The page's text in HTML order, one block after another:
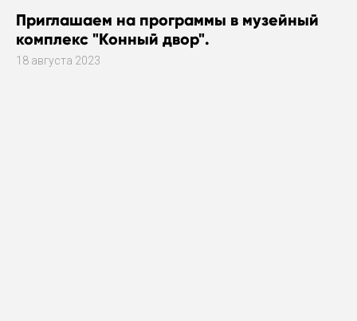
Приглашаем на программы в музейный
комплекс "Конный двор".
18 августа 2023